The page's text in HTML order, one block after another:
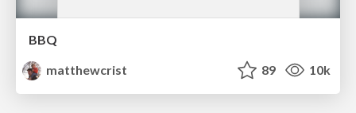
BBQ
matthewcrist
89 10k